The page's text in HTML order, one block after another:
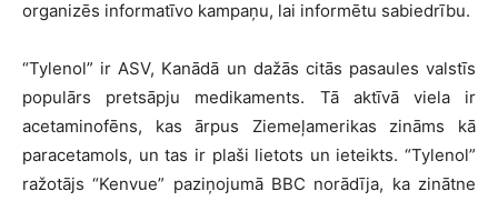
organizēs informatīvo kampaņu, lai informētu sabiedrību.
“Tylenol” ir ASV, Kanādā un dažās citās pasaules valstīs
populārs pretsāpju medikaments. Tā aktīvā viela ir
acetaminofēns, kas ārpus Ziemeļamerikas zināms kā
paracetamols, un tas ir plaši lietots un ieteikts. “Tylenol”
ražotājs “Kenvue” paziņojumā BBC norādīja, ka zinātne